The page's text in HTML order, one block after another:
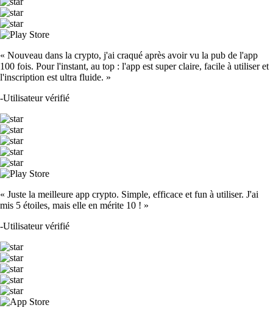
« Nouveau dans la crypto, j'ai craqué après avoir vu la pub de l'app
100 fois. Pour l'instant, au top : l'app est super claire, facile à utiliser et
l'inscription est ultra fluide. »
-Utilisateur vérifié
« Juste la meilleure app crypto. Simple, efficace et fun à utiliser. J'ai
mis 5 étoiles, mais elle en mérite 10 ! »
-Utilisateur vérifié